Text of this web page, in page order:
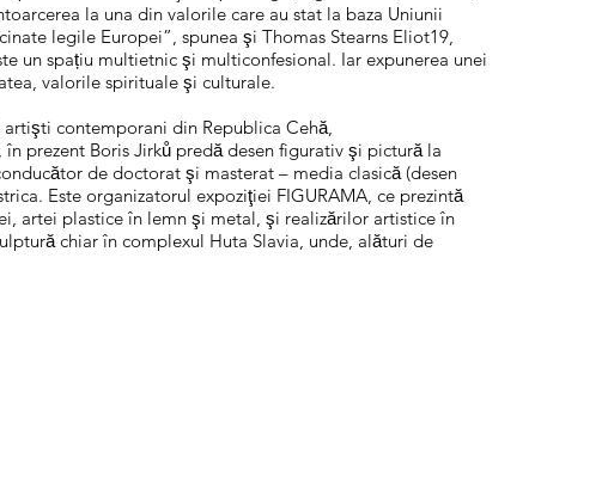
la una din valorile care au stat la baza Uniunii
legile Europei”, spunea şi Thomas Stearns Eliot19,
un spațiu multietnic şi multiconfesional. Iar expunerea unei
valorile spirituale şi culturale.
contemporani din Republica Cehă,
prezent Boris Jirků predă desen figurativ şi pictură la
de doctorat şi masterat – media clasică (desen
Este organizatorul expoziţiei FIGURAMA, ce prezintă
artei plastice în lemn şi metal, şi realizărilor artistice în
chiar în complexul Huta Slavia, unde, alături de